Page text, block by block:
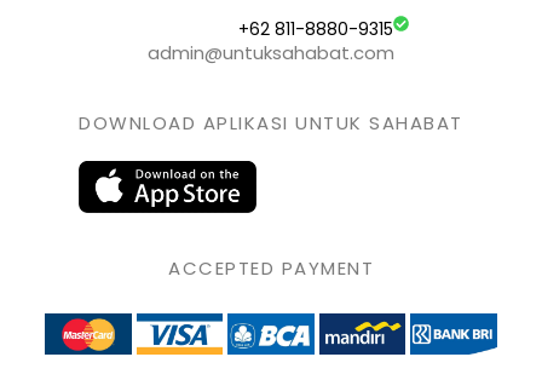
+62 811-8880-9315
admin@untuksahabat.com
DOWNLOAD APLIKASI UNTUK SAHABAT
ACCEPTED PAYMENT